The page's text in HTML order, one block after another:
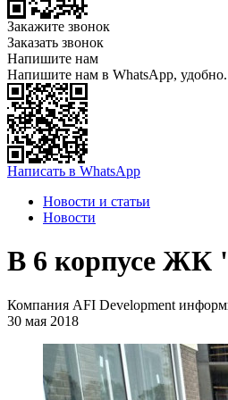
Закажите звонок
Заказать звонок
Напишите нам
Напишите нам в WhatsApp, удобно.
Написать в WhatsApp
Новости и статьи
Новости
В 6 корпусе ЖК
Компания AFI Development
30 мая 2018